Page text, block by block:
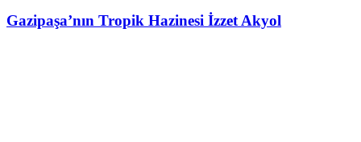
Gazipaşa’nın Tropik Hazinesi İzzet Akyol